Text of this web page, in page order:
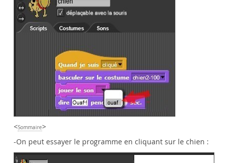
<Sommaire>
-On peut essayer le programme en cliquant sur le chien :